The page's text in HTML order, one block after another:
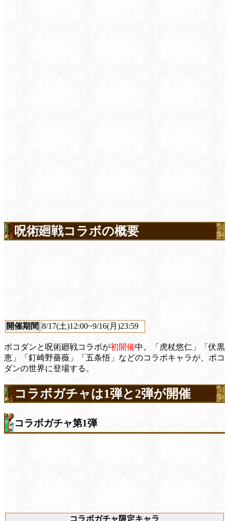
呪術廻戦コラボの概要
開催期間 8/17(土)12:00~9/16(月)23:59
ポコダンと呪術廻戦コラボが初開催中。
「虎杖悠仁」「伏黒
恵」「釘崎野薔薇」「五条悟」 などのコラボキャラが、ポコ
ダンの世界に登場する。
コラボガチャは1弾と2弾が開催
コラボガチャ第1弾
コラボガチャ限定キャラ